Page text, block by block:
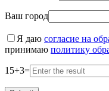
Ваш город
Я даю согласие на
принимаю политику
15+3=